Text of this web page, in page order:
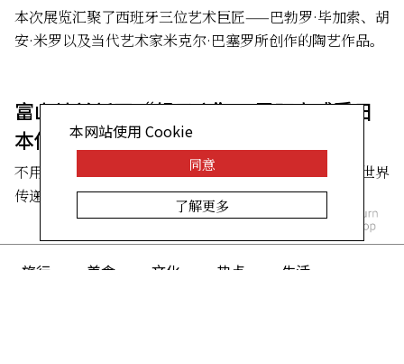
本次展览汇聚了西班牙三位艺术巨匠——巴勃罗·毕加索、胡
安·米罗以及当代艺术家米克尔·巴塞罗所创作的陶艺作品。
富山站前新开“组子座”，零距离感受日
本传统木工之美
不用一根铁钉、仅靠木材精密拼合的日本传统工艺，向世界
传递富山独特的自然风物与人文气息。
旅行 美食 文化 热点
生活
本网站使用 Cookie
同意
了解更多